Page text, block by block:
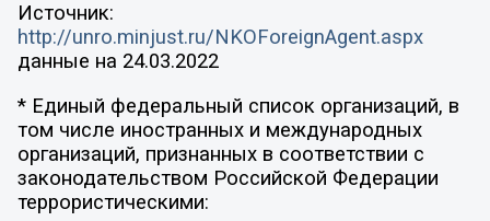
Источник:
http://unro.minjust.ru/NKOForeignAgent.aspx
данные на 24.03.2022
* Единый федеральный список организаций, в
том числе иностранных и международных
организаций, признанных в соответствии с
законодательством Российской Федерации
террористическими: